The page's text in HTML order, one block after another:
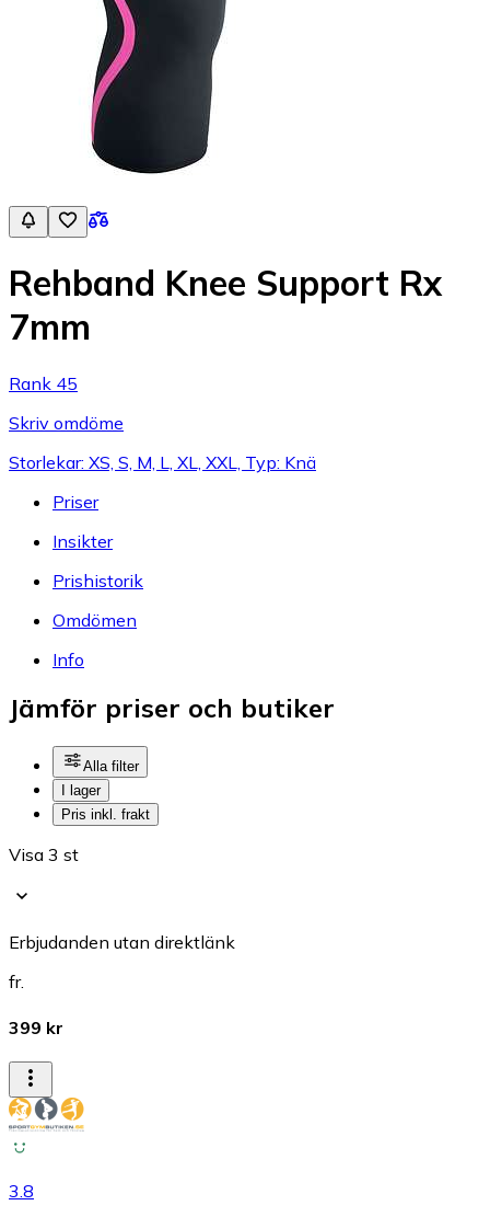
Rehband Knee Support Rx
7mm
Rank 45
Skriv omdöme
Storlekar: XS, S, M, L, XL, XXL, Typ: Knä
Priser
Insikter
Prishistorik
Omdömen
Info
Jämför priser och butiker
Alla filter
I lager
Pris inkl. frakt
Visa 3 st
Erbjudanden utan direktlänk
fr.
399 kr
3.8